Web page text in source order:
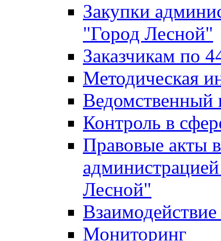
Закупки
"Город Лесной"
Заказчикам по
Методическая
Ведомственный
Контроль в
Правовые акты
Лесной"
Мониторинг